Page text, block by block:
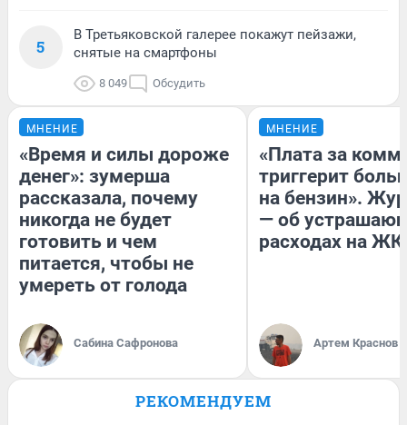
5
В Третьяковской галерее покажут пейзажи,
снятые на смартфоны
8 049 Обсудить
МНЕНИЕ
«Время и силы дороже
денег»: зумерша
рассказала, почему
никогда не будет
готовить и чем
питается, чтобы не
умереть от голода
Сабина Сафронова
МНЕНИЕ
«Плата за
триггерит
на бензин».
— об
расходах на
Артем Краснов
РЕКОМЕНДУЕМ